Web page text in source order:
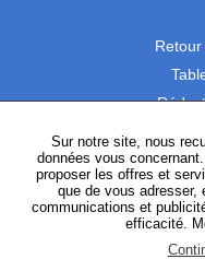
Sur notre site, nous
données vous
proposer les offres et
que de vous adresser,
communications et
efficacité.